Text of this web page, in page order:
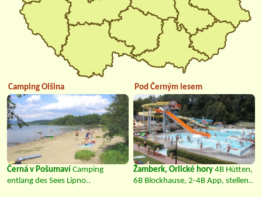
Camping Olšina
Černá v Pošumaví Camping
entlang des Sees Lipno..
Pod Černým lesem
Žamberk, Orlické hory 4B Hütten,
6B Blockhause, 2-4B App, stellen..